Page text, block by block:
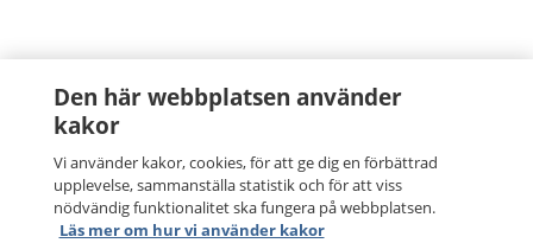
Den här webbplatsen använder
kakor
Vi använder kakor, cookies, för att ge dig en förbättrad
upplevelse, sammanställa statistik och för att viss
nödvändig funktionalitet ska fungera på webbplatsen.
Läs mer om hur vi använder kakor